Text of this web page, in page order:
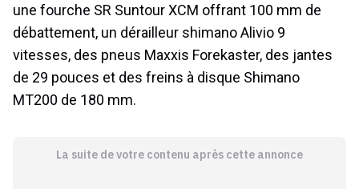
une fourche SR Suntour XCM offrant 100 mm de
débattement, un dérailleur shimano Alivio 9
vitesses, des pneus Maxxis Forekaster, des jantes
de 29 pouces et des freins à disque Shimano
MT200 de 180 mm.
La suite de votre contenu après cette annonce